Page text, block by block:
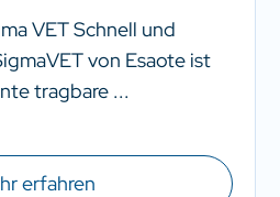
VET Schnell und
von Esaote ist
tragbare ...
erfahren